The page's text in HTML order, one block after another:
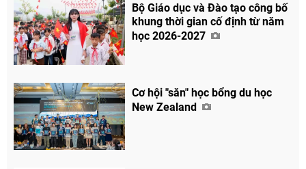
Bộ Giáo dục và Đào tạo công bố
khung thời gian cố định từ năm
học 2026-2027
Cơ hội "săn" học bổng du học
New Zealand